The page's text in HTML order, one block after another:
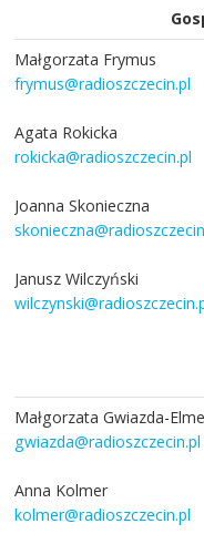
Małgorzata Frymus
frymus@radioszczecin.pl
Agata Rokicka
rokicka@radioszczecin.pl
Joanna Skonieczna
Janusz Wilczyński
Małgorzata Gwiazda-
gwiazda@radioszczecin.pl
Anna Kolmer
kolmer@radioszczecin.pl